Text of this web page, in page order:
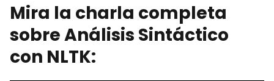
Mira la charla completa
sobre Análisis Sintáctico
con NLTK: